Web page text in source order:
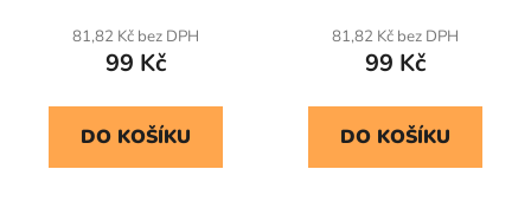
81,82 Kč bez DPH
99 Kč
DO KOŠÍKU
81,82 Kč bez DPH
99 Kč
DO KOŠÍKU